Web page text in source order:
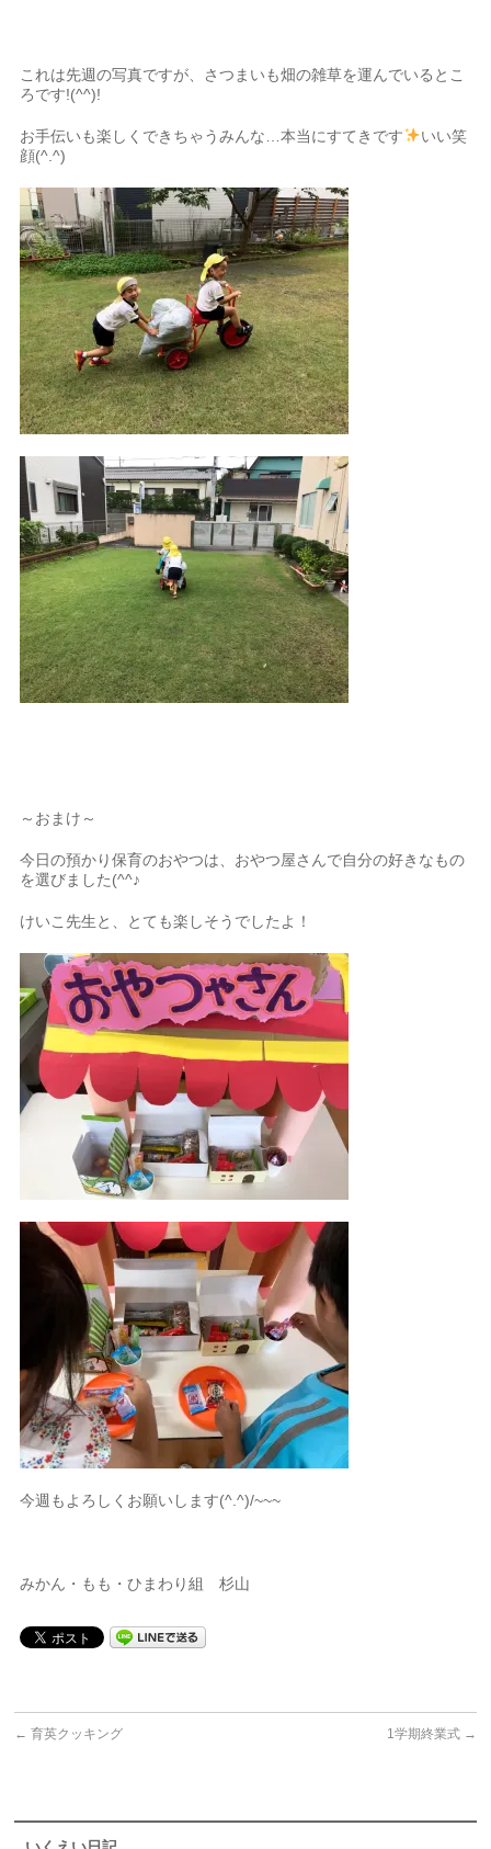
これは先週の写真ですが、さつまいも畑の雑草を運んでいるとこ
ろです!(^^)!
お手伝いも楽しくできちゃうみんな…本当にすてきです
いい笑
顔(^.^)
～おまけ～
今日の預かり保育のおやつは、おやつ屋さんで自分の好きなもの
を選びました(^^♪
けいこ先生と、とても楽しそうでしたよ！
今週もよろしくお願いします(^.^)/~~~
みかん・もも・ひまわり組 杉山
← 育英クッキング 1学期終業式 →